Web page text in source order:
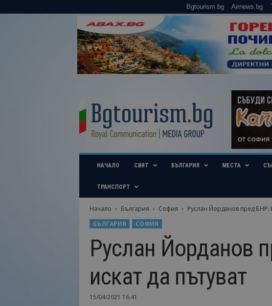
Bgtourism.bg Airnews.bg
u
i
b
НАЧАЛО СВЯТ БЪЛГАРИЯ МЕСТА
ТРАНСПОРТ
Начало България София
Руслан Йорданов пред БНР:
БЪЛГАРИЯ
СОФИЯ
Руслан Йорданов
искат да пътуват
15/04/2021 16:41